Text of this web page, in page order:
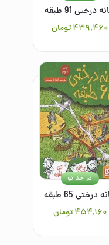
درختی 91 طبقه
۴۳۹٬۴۶۰تومان
درختی 65 طبقه
۴۵۴٬۱۶۰ تومان
در حد نو